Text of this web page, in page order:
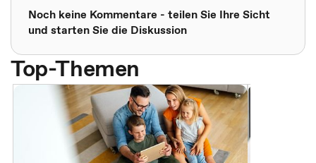
Noch keine Kommentare - teilen Sie Ihre Sicht
und starten Sie die Diskussion
Top-Themen